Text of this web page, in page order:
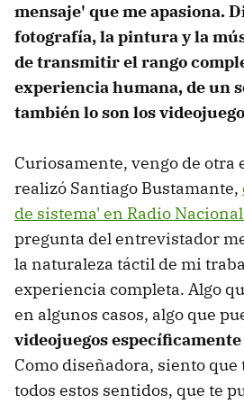
mensaje' que me apasiona.
fotografía, la pintura y la
de transmitir el rango
experiencia humana, de un
también lo son los
Curiosamente, vengo de otra
realizó Santiago Bustamante,
de sistema' en Radio
pregunta del entrevistador
la naturaleza táctil de mi
experiencia completa. Algo
en algunos casos, algo que
videojuegos
Como diseñadora, siento que
todos estos sentidos, que te